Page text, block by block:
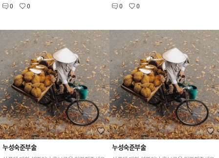
0 0 0 0
누성숙준부술 누성숙준부술